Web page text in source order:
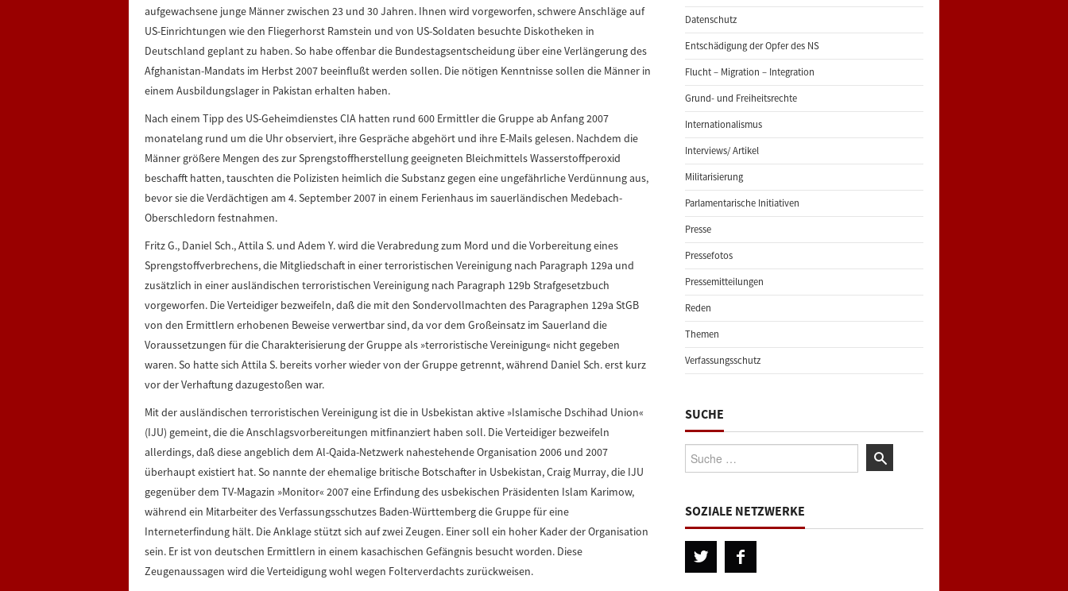
aufgewachsene junge Männer zwischen 23 und 30 Jahren. Ihnen wird vorgeworfen, schwere Anschläge auf
US-Einrichtungen wie den Fliegerhorst Ramstein und von US-Soldaten besuchte Diskotheken in
Deutschland geplant zu haben. So habe offenbar die Bundestagsentscheidung über eine Verlängerung des
Afghanistan-Mandats im Herbst 2007 beeinflußt werden sollen. Die nötigen Kenntnisse sollen die Männer in
einem Ausbildungslager in Pakistan erhalten haben.
Nach einem Tipp des US-Geheimdienstes CIA hatten rund 600 Ermittler die Gruppe ab Anfang 2007
monatelang rund um die Uhr observiert, ihre Gespräche abgehört und ihre E-Mails gelesen. Nachdem die
Männer größere Mengen des zur Sprengstoffherstellung geeigneten Bleichmittels Wasserstoffperoxid
beschafft hatten, tauschten die Polizisten heimlich die Substanz gegen eine ungefährliche Verdünnung aus,
bevor sie die Verdächtigen am 4. September 2007 in einem Ferienhaus im sauerländischen Medebach-
Oberschledorn festnahmen.
Fritz G., Daniel Sch., Attila S. und Adem Y. wird die Verabredung zum Mord und die Vorbereitung eines
Sprengstoffverbrechens, die Mitgliedschaft in einer terroristischen Vereinigung nach Paragraph 129a und
zusätzlich in einer ausländischen terroristischen Vereinigung nach Paragraph 129b Strafgesetzbuch
vorgeworfen. Die Verteidiger bezweifeln, daß die mit den Sondervollmachten des Paragraphen 129a StGB
von den Ermittlern erhobenen Beweise verwertbar sind, da vor dem Großeinsatz im Sauerland die
Voraussetzungen für die Charakterisierung der Gruppe als »terroristische Vereinigung« nicht gegeben
waren. So hatte sich Attila S. bereits vorher wieder von der Gruppe getrennt, während Daniel Sch. erst kurz
vor der Verhaftung dazugestoßen war.
Mit der ausländischen terroristischen Vereinigung ist die in Usbekistan aktive »Islamische Dschihad Union«
(IJU) gemeint, die die Anschlagsvorbereitungen mitfinanziert haben soll. Die Verteidiger bezweifeln
allerdings, daß diese angeblich dem Al-Qaida-Netzwerk nahestehende Organisation 2006 und 2007
überhaupt existiert hat. So nannte der ehemalige britische Botschafter in Usbekistan, Craig Murray, die IJU
gegenüber dem TV-Magazin »Monitor« 2007 eine Erfindung des usbekischen Präsidenten Islam Karimow,
während ein Mitarbeiter des Verfassungsschutzes Baden-Württemberg die Gruppe für eine
Interneterfindung hält. Die Anklage stützt sich auf zwei Zeugen. Einer soll ein hoher Kader der Organisation
sein. Er ist von deutschen Ermittlern in einem kasachischen Gefängnis besucht worden. Diese
Zeugenaussagen wird die Verteidigung wohl wegen Folterverdachts zurückweisen.
Datenschutz
Entschädigung der Opfer des NS
Flucht – Migration – Integration
Grund- und Freiheitsrechte
Internationalismus
Interviews/ Artikel
Militarisierung
Parlamentarische Initiativen
Presse
Pressefotos
Pressemitteilungen
Reden
Themen
Verfassungsschutz
SUCHE
Suche:
SOZIALE NETZWERKE